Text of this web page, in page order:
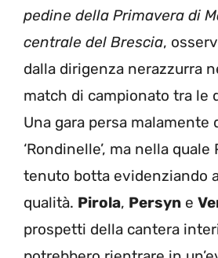
pedine della Primavera di
centrale del Brescia,
dalla dirigenza nerazzurra
match di campionato tra le
Una gara persa malamente
‘Rondinelle’, ma nella
tenuto botta evidenziando
qualità. Pirola, Persyn e
prospetti della cantera